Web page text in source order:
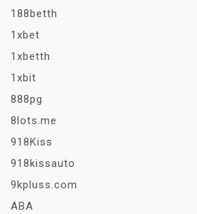
188betth
1xbet
1xbetth
1xbit
888pg
8lots.me
918Kiss
918kissauto
9kpluss.com
ABA